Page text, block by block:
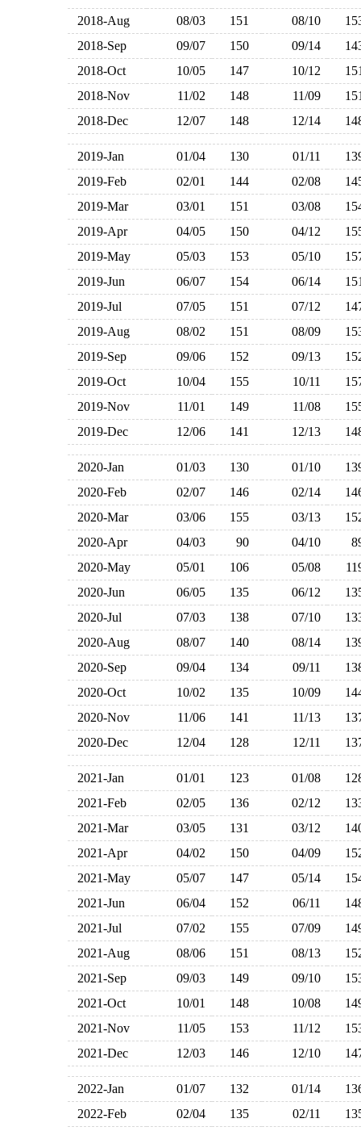
2018-Aug
08/03 151 08/10
2018-Sep
09/07 150 09/14
2018-Oct
10/05 147 10/12
2018-Nov
11/02 148 11/09
2018-Dec
12/07 148 12/14
2019-Jan 01/04 130 01/11
2019-Feb
02/01 144 02/08
2019-Mar
03/01 151 03/08
2019-Apr
04/05 150 04/12
2019-May
05/03 153 05/10
2019-Jun
06/07 154 06/14
2019-Jul
07/05 151 07/12
2019-Aug
08/02 151 08/09
2019-Sep
09/06 152 09/13
2019-Oct
10/04 155 10/11
2019-Nov
11/01 149 11/08
2019-Dec
12/06 141 12/13
2020-Jan 01/03 130 01/10
2020-Feb
02/07 146 02/14
2020-Mar
03/06 155 03/13
2020-Apr
04/03 90 04/10
2020-May
05/01 106 05/08
2020-Jun
06/05 135 06/12
2020-Jul
07/03 138 07/10
2020-Aug
08/07 140 08/14
2020-Sep
09/04 134 09/11
2020-Oct
10/02 135 10/09
2020-Nov
11/06 141 11/13
2020-Dec
12/04 128 12/11
2021-Jan 01/01 123 01/08
2021-Feb
02/05 136 02/12
2021-Mar
03/05 131 03/12
2021-Apr
04/02 150 04/09
2021-May
05/07 147 05/14
2021-Jun
06/04 152 06/11
2021-Jul
07/02 155 07/09
2021-Aug
08/06 151 08/13
2021-Sep
09/03 149 09/10
2021-Oct
10/01 148 10/08
2021-Nov
11/05 153 11/12
2021-Dec
12/03 146 12/10
2022-Jan 01/07 132 01/14
2022-Feb
02/04 135 02/11